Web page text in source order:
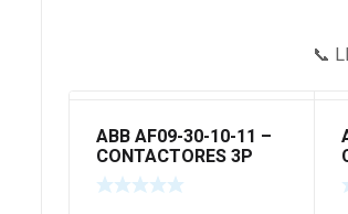
📞
ABB AF09-30-10-11 –
CONTACTORES 3P
TIPO AF